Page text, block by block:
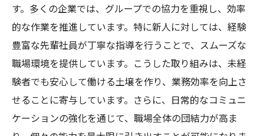
す。多くの企業では、グループでの協力を重視し、効率
的な作業を推進しています。特に新人に対しては、経験
豊富な先輩社員が丁寧な指導を行うことで、スムーズな
職場環境を提供しています。こうした取り組みは、未経
験者でも安心して働ける土壌を作り、業務効率を向上さ
せることに寄与しています。さらに、日常的なコミュニ
ケーションの強化を通じて、職場全体の団結力が高ま